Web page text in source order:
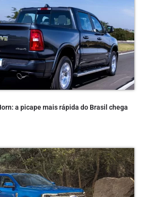
a picape mais rápida do Brasil chega